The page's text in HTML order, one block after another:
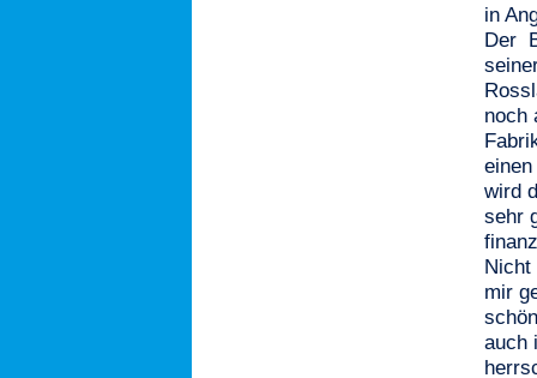
in
Der
noch
wird
sehr
Nicht
mir
auch